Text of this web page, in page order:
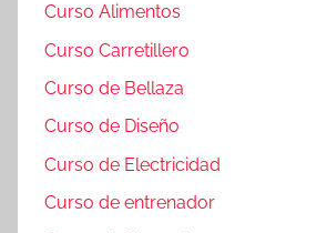
Curso Alimentos
Curso Carretillero
Curso de Bellaza
Curso de Diseño
Curso de Electricidad
Curso de entrenador